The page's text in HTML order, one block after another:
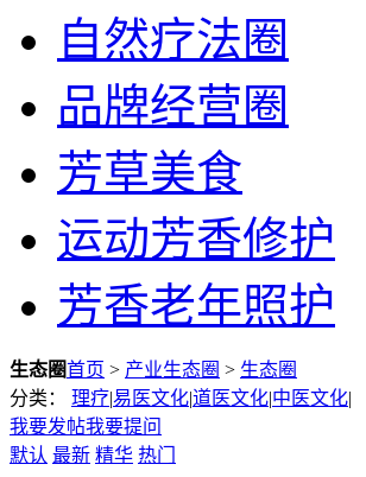
自然疗法圈
品牌经营圈
芳草美食
运动芳香修护
芳香老年照护
生态圈首页 > 产业生态圈 > 生态圈
分类：
理疗|易医文化|道医文化|中医文化|
我要发帖我要提问
默认 最新 精华 热门